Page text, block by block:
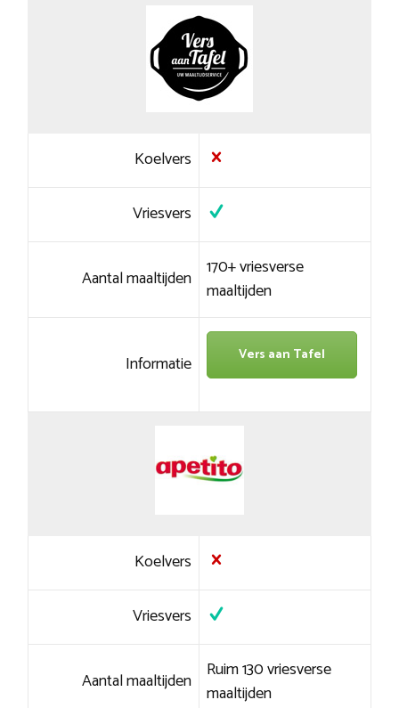
Koelvers
Vriesvers
Aantal maaltijden 170+ vriesverse
maaltijden
Informatie Vers aan Tafel
Koelvers
Vriesvers
Aantal maaltijden Ruim 130 vriesverse
maaltijden